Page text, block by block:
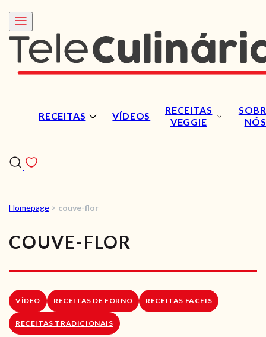
RECEITAS VÍDEOS
RECEITAS
VEGGIE
NÓS
VÍDEOS
RECEITAS VEGGIE
SOBRE NÓS
LOJA ONLINE
Homepage > couve-flor
COUVE-FLOR
VÍDEO RECEITAS DE FORNO RECEITAS FACEIS
RECEITAS TRADICIONAIS